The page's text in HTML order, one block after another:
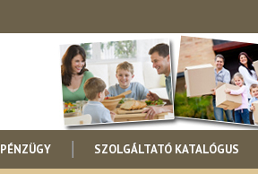
PÉNZÜGY SZOLGÁLTATÓ KATALÓGUS